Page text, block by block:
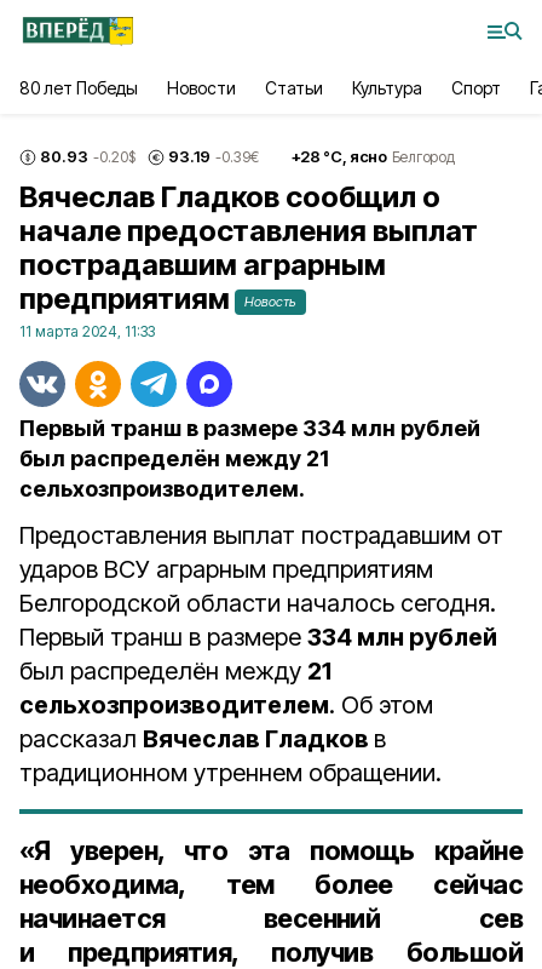
80 лет Победы Новости Статьи Культура Спорт
80.93 -0.20$ 93.19 -0.39€ +28 °С, ясно Белгород
Вячеслав Гладков сообщил о
начале предоставления выплат
пострадавшим аграрным
предприятиям
Новость
11 марта 2024, 11:33
Первый транш в размере 334 млн рублей
был распределён между 21
сельхозпроизводителем.
Предоставления выплат пострадавшим от
ударов ВСУ аграрным предприятиям
Белгородской области началось сегодня.
Первый транш в размере 334 млн рублей
был распределён между 21
сельхозпроизводителем. Об этом
рассказал Вячеслав Гладков в
традиционном утреннем обращении.
«Я уверен, что эта помощь крайне
необходима, тем более сейчас
начинается весенний сев
и предприятия, получив большой